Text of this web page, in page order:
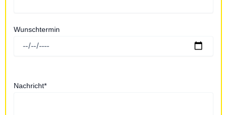
Wunschtermin
Nachricht*